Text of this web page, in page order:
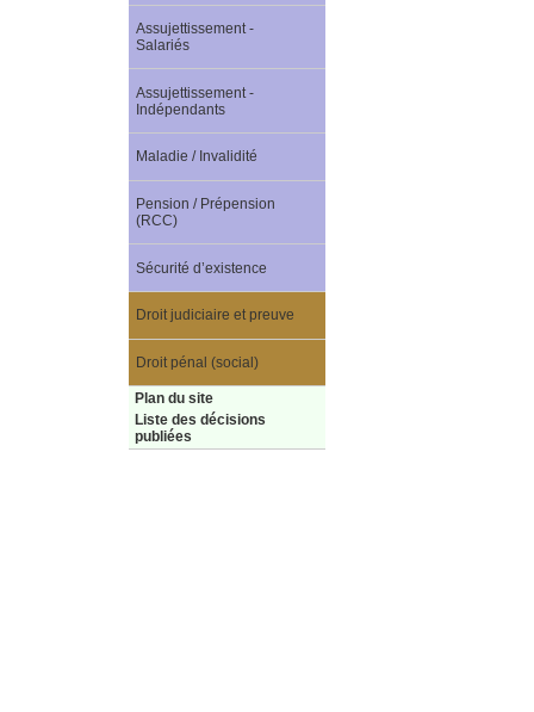
Assujettissement -
Salariés
Assujettissement -
Indépendants
Maladie / Invalidité
Pension / Prépension
(RCC)
Sécurité d’existence
Droit judiciaire et preuve
Droit pénal (social)
Plan du site
Liste des décisions
publiées